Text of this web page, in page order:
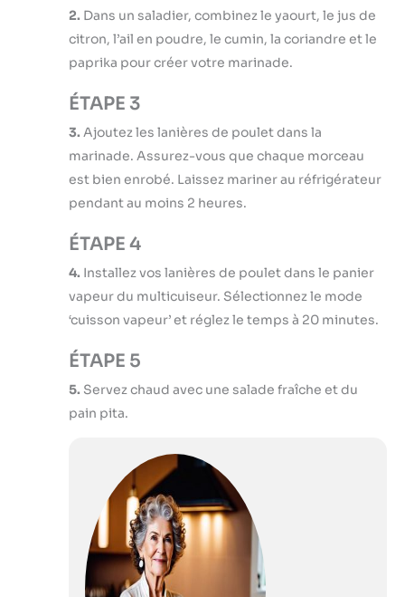
2. Dans un saladier, combinez le yaourt, le jus de
citron, l’ail en poudre, le cumin, la coriandre et le
paprika pour créer votre marinade.
ÉTAPE 3
3. Ajoutez les lanières de poulet dans la
marinade. Assurez-vous que chaque morceau
est bien enrobé. Laissez mariner au réfrigérateur
pendant au moins 2 heures.
ÉTAPE 4
4. Installez vos lanières de poulet dans le panier
vapeur du multicuiseur. Sélectionnez le mode
‘cuisson vapeur’ et réglez le temps à 20 minutes.
ÉTAPE 5
5. Servez chaud avec une salade fraîche et du
pain pita.